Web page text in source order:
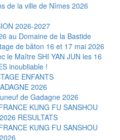
de la ville de Nîmes 2026
2026-2027
au Domaine de la Bastide
de bâton 16 et 17 mai 2026
le Maître SHI YAN JUN les 16
inoubliable !
ENFANTS
2026
de Gadagne 2026
KUNG FU SANSHOU
RESULTATS
KUNG FU SANSHOU